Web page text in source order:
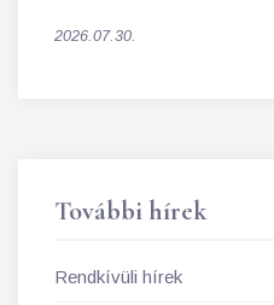
2026.07.30.
További hírek
Rendkívüli hírek